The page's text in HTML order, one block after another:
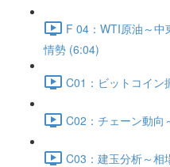
F 04：WTI原油～中
情勢 (6:04)
C01：ビットコイン
C02：チェーン動向
C03：建玉分析～相